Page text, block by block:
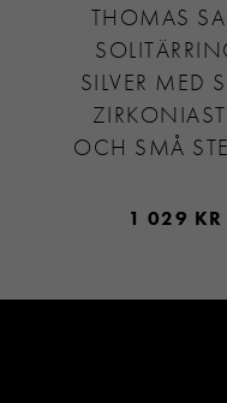
THOMAS
SILVER MED
OCH SMÅ
1 029 KR